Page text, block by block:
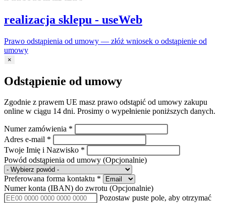
realizacja sklepu - useWeb
Prawo odstąpienia od umowy — złóż wniosek o odstąpienie od
umowy
×
Odstąpienie od umowy
Zgodnie z prawem UE masz prawo odstąpić od umowy zakupu
online w ciągu 14 dni. Prosimy o wypełnienie poniższych danych.
Numer zamówienia *
Adres e-mail *
Twoje Imię i Nazwisko *
Powód odstąpienia od umowy (Opcjonalnie)
Preferowana forma kontaktu *
Numer konta (IBAN) do zwrotu (Opcjonalnie)
Pozostaw puste pole, aby otrzymać